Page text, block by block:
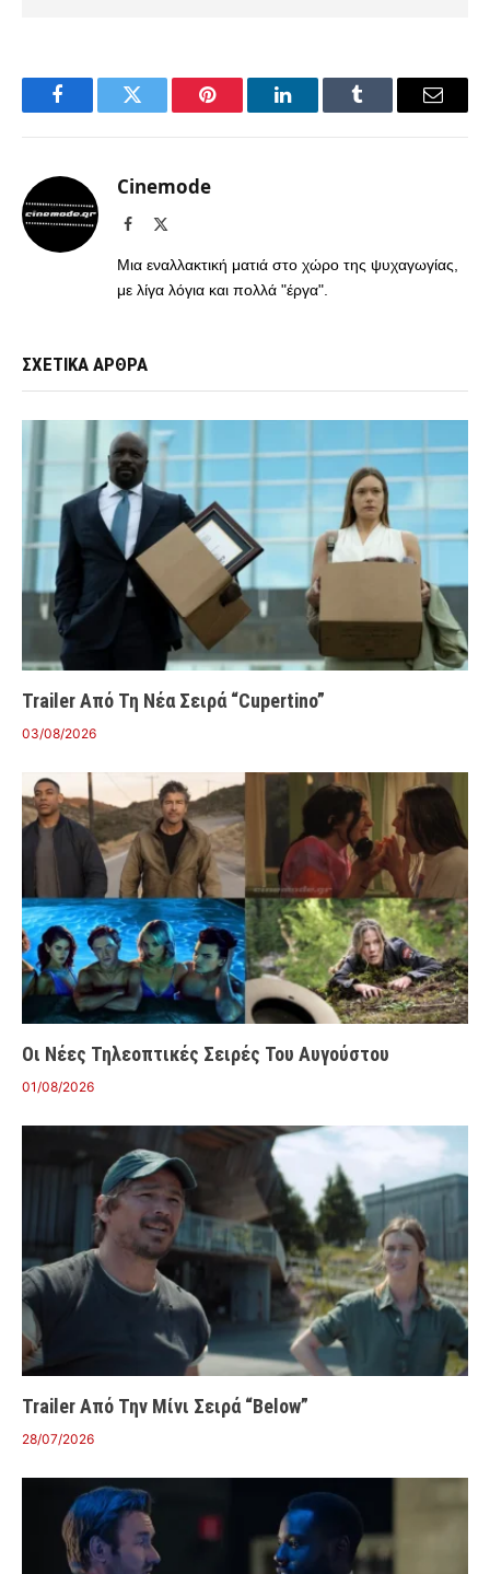
FacebookTwitter Pinterest LinkedInTumblr Email
Cinemode
Facebook
Μια εναλλακτική ματιά στο χώρο της ψυχαγωγίας,
με λίγα λόγια και πολλά "έργα".
ΣΧΕΤΙΚΑ ΑΡΘΡΑ
Trailer Από Τη Νέα Σειρά “Cupertino”
03/08/2026
Οι Νέες Τηλεοπτικές Σειρές Του Αυγούστου
01/08/2026
Trailer Από Την Μίνι Σειρά “Below”
28/07/2026